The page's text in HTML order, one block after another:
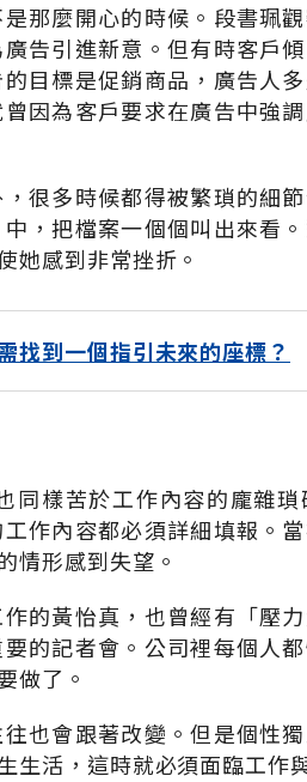
那麼開心的時候。段書珮
告引進新意。但有時客戶
目標是促銷商品，廣告人
因為客戶要求在廣告中強
很多時候都得被繁瑣的細
，把檔案一個個叫出來看
她感到非常挫折。
找到一個指引未來的座標？
同樣苦於工作內容的龐雜
作內容都必須詳細填報。
情形感到失望。
的黃怡真，也曾經有「壓
的記者會。公司裡每個人
做了。
也會跟著改變。但是個性
生活，這時就必須面臨工作